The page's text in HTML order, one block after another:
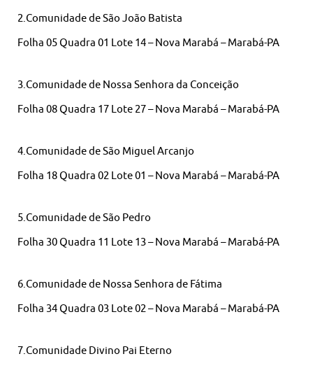
2.Comunidade de São João Batista
Folha 05 Quadra 01 Lote 14 – Nova Marabá – Marabá-PA
3.Comunidade de Nossa Senhora da Conceição
Folha 08 Quadra 17 Lote 27 – Nova Marabá – Marabá-PA
4.Comunidade de São Miguel Arcanjo
Folha 18 Quadra 02 Lote 01 – Nova Marabá – Marabá-PA
5.Comunidade de São Pedro
Folha 30 Quadra 11 Lote 13 – Nova Marabá – Marabá-PA
6.Comunidade de Nossa Senhora de Fátima
Folha 34 Quadra 03 Lote 02 – Nova Marabá – Marabá-PA
7.Comunidade Divino Pai Eterno